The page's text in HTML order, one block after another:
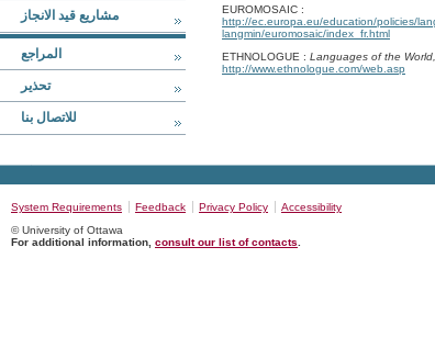
مشاريع قيد الانجاز
المراجع
تحذير
للاتصال بنا
EUROMOSAIC :
http://ec.europa.eu/education/policies/
langmin/euromosaic/index_fr.html
ETHNOLOGUE : Languages of the World,
http://www.ethnologue.com/web.asp
System Requirements Feedback Privacy Policy Accessibility
© University of Ottawa
For additional information, consult our list of contacts